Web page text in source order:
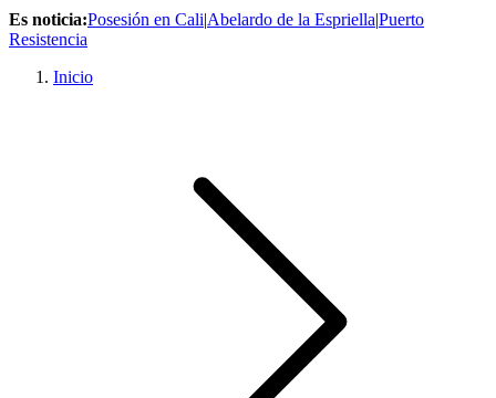
Es noticia:Posesión en Cali|Abelardo de la Espriella|Puerto
Resistencia
Inicio